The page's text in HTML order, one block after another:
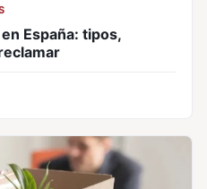
España: tipos,